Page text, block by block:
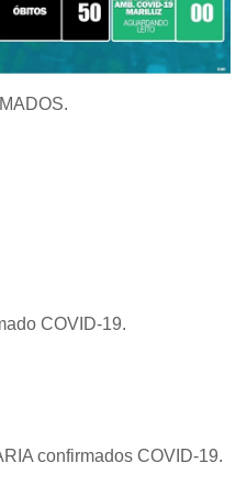
COVID-19.
confirmados COVID-19.